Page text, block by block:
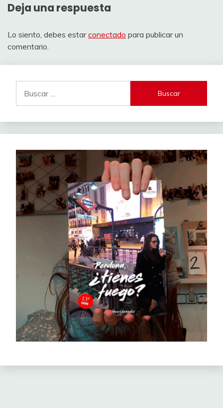
Deja una respuesta
Lo siento, debes estarconectado para publicar un
comentario.